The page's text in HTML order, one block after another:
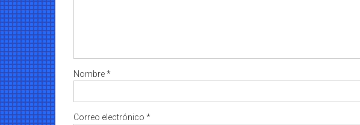
Nombre*
Correo electrónico *